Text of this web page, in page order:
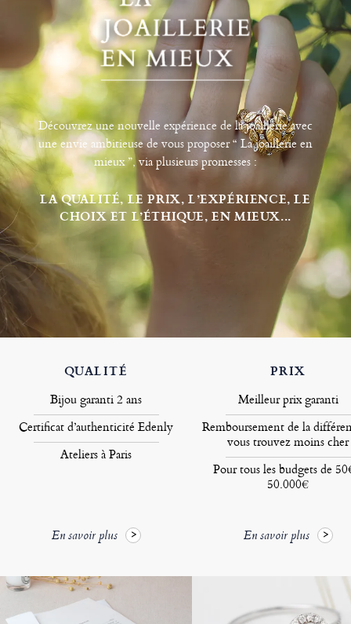
Découvrez une nouvelle expérience de la joaillerie avec
une envie ambitieuse de vous proposer “ La joaillerie en
mieux ”, via plusieurs promesses :
LA QUALITÉ, LE PRIX, L’EXPÉRIENCE, LE
CHOIX ET L’ÉTHIQUE, EN MIEUX...
QUALITÉ
Bijou garanti 2 ans
Certificat d’authenticité Edenly
Ateliers à Paris
En savoir plus
PRIX
Meilleur prix garanti
Remboursement de la
vous trouvez moins cher
Pour tous les budgets de
50.000€
En savoir plus